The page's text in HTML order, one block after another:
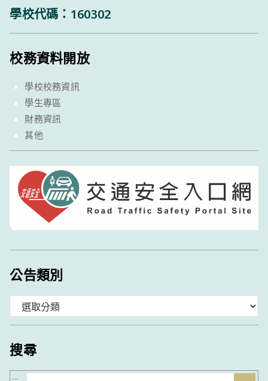
學校代碼：160302
校務資料開放
學校校務資訊
學生專區
財務資訊
其他
公告類別
類
搜尋